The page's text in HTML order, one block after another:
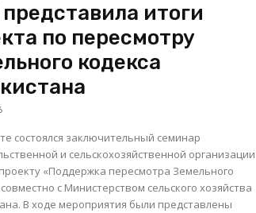
итоги
по пересмотру
кодекса
состоялся заключительный семинар
и сельскохозяйственной
«Поддержка пересмотра Земельного
с Министерством сельского хозяйства